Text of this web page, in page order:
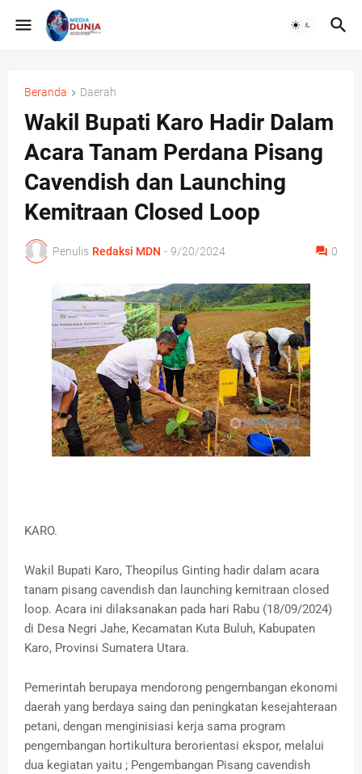
Beranda Daerah
Wakil Bupati Karo Hadir Dalam
Acara Tanam Perdana Pisang
Cavendish dan Launching
Kemitraan Closed Loop
Penulis Redaksi MDN - 9/20/2024 0
KARO.
Wakil Bupati Karo, Theopilus Ginting hadir dalam acara
tanam pisang cavendish dan launching kemitraan closed
loop. Acara ini dilaksanakan pada hari Rabu (18/09/2024)
di Desa Negri Jahe, Kecamatan Kuta Buluh, Kabupaten
Karo, Provinsi Sumatera Utara.
Pemerintah berupaya mendorong pengembangan ekonomi
daerah yang berdaya saing dan peningkatan kesejahteraan
petani, dengan menginisiasi kerja sama program
pengembangan hortikultura berorientasi ekspor, melalui
dua kegiatan yaitu ; Pengembangan Pisang cavendish